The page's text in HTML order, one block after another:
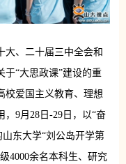
大、二十届三中全会和
于“大思政课”建设的重
校爱国主义教育、理想
9月28日-29日，以“奋
东大学“刘公岛开学第
4000余名本科生、研究